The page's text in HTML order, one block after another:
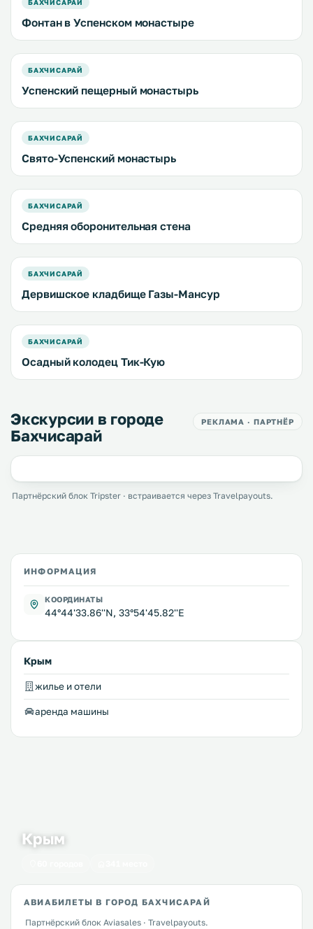
БАХЧИСАРАЙ
Фонтан в Успенском монастыре
БАХЧИСАРАЙ
Успенский пещерный монастырь
БАХЧИСАРАЙ
Свято-Успенский монастырь
БАХЧИСАРАЙ
Средняя оборонительная стена
БАХЧИСАРАЙ
Дервишское кладбище Газы-Мансур
БАХЧИСАРАЙ
Осадный колодец Тик-Кую
Экскурсии в городе
Бахчисарай
РЕКЛАМА · ПАРТНЁР
Партнёрский блок Tripster · встраивается через Travelpayouts.
ИНФОРМАЦИЯ
КООРДИНАТЫ
44°44'33.86''N, 33°54'45.82''E
Крым
жилье и отели
аренда машины
Крым
АВИАБИЛЕТЫ В ГОРОД БАХЧИСАРАЙ
Партнёрский блок Aviasales · Travelpayouts.